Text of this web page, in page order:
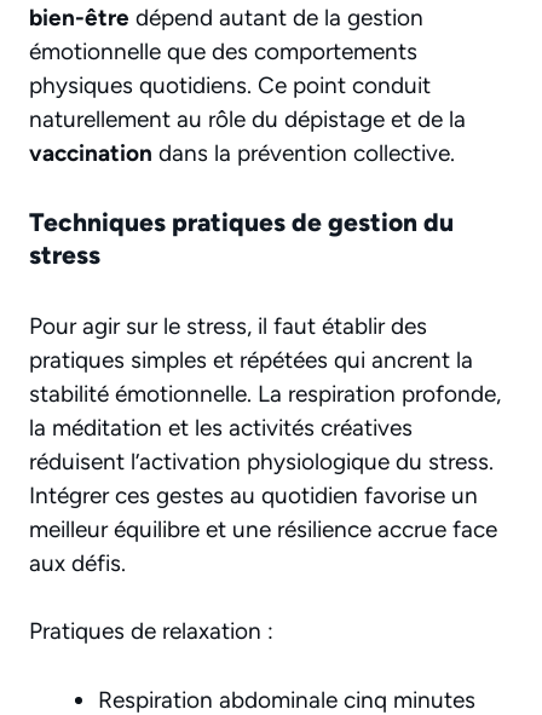
bien-être dépend autant de la gestion
émotionnelle que des comportements
physiques quotidiens. Ce point conduit
naturellement au rôle du dépistage et de la
vaccination dans la prévention collective.
Techniques pratiques de gestion du
stress
Pour agir sur le stress, il faut établir des
pratiques simples et répétées qui ancrent la
stabilité émotionnelle. La respiration profonde,
la méditation et les activités créatives
réduisent l’activation physiologique du stress.
Intégrer ces gestes au quotidien favorise un
meilleur équilibre et une résilience accrue face
aux défis.
Pratiques de relaxation :
Respiration abdominale cinq minutes